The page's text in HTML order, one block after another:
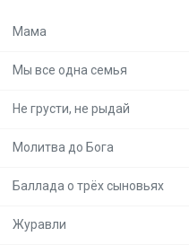
Мама
Мы все одна семья
Не грусти, не рыдай
Молитва до Бога
Баллада о трёх сыновьях
Журавли